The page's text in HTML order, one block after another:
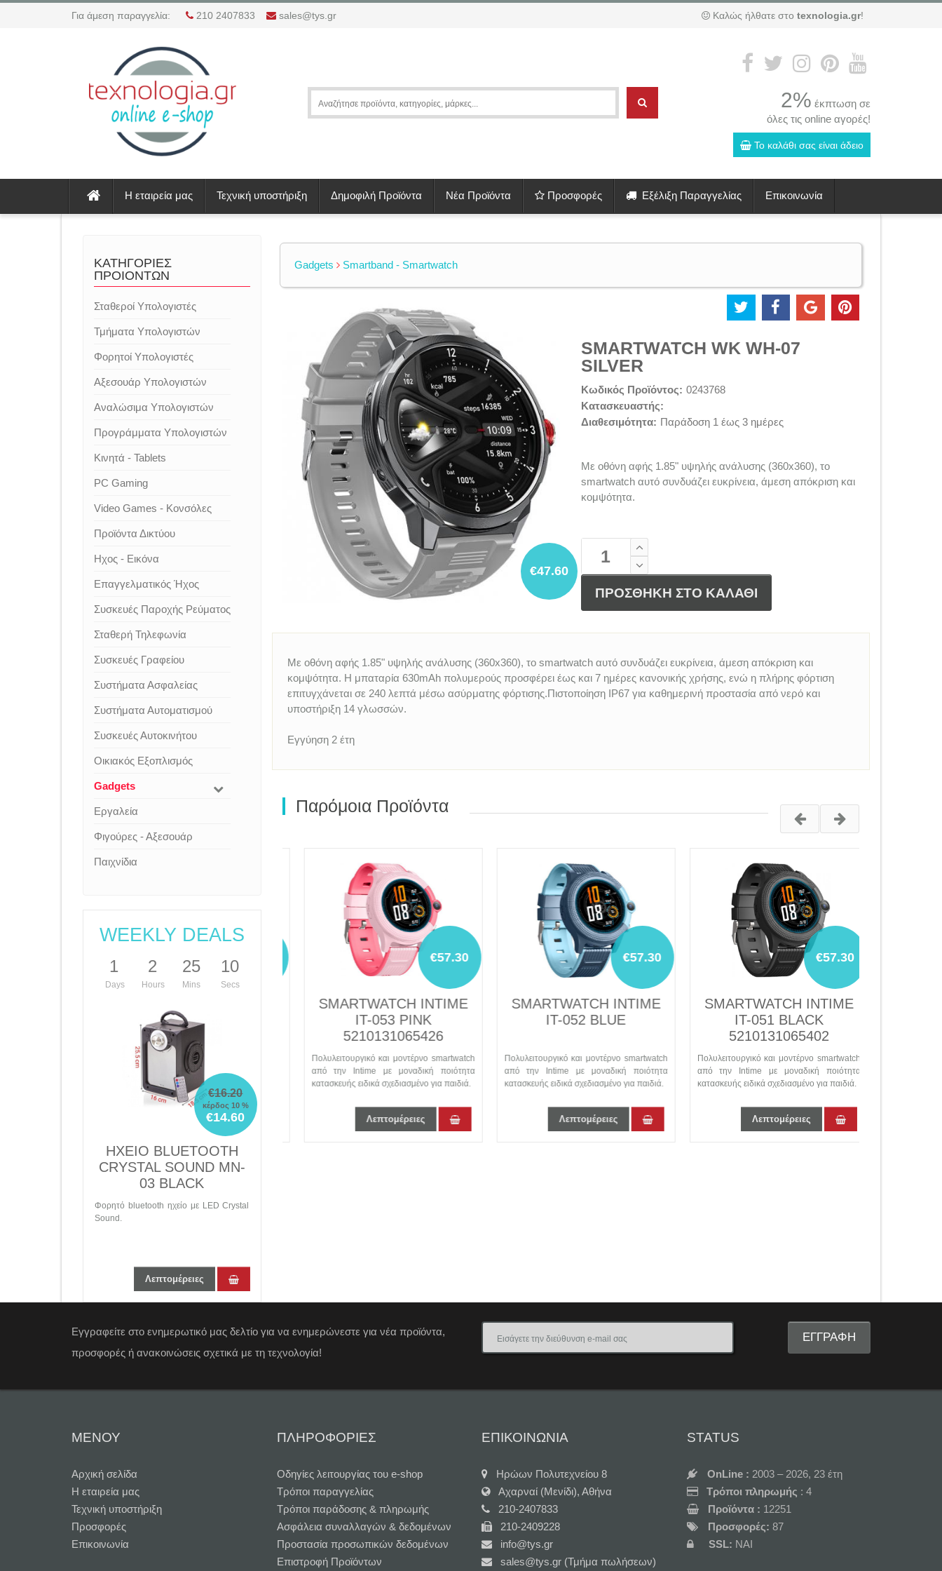
Για άμεση παραγγελία: 210 2407833 sales@tys.gr Καλώς ήλθατε στο texnologia.gr!
2% έκπτωση σε
όλες τις online αγορές!
Το καλάθι σας είναι άδειο
Η εταιρεία μας Τεχνική υποστήριξη Δημοφιλή Προϊόντα Νέα Προϊόντα Προσφορές Εξέλιξη Παραγγελίας Επικοινωνία
ΚΑΤΗΓΟΡΙΕΣ
ΠΡΟΙΟΝΤΩΝ
Σταθεροί Υπολογιστές
Τμήματα Υπολογιστών
Φορητοί Υπολογιστές
Αξεσουάρ Υπολογιστών
Αναλώσιμα Υπολογιστών
Προγράμματα Υπολογιστών
Κινητά - Tablets
PC Gaming
Video Games - Κονσόλες
Προϊόντα Δικτύου
Ηχος - Εικόνα
Επαγγελματικός Ήχος
Συσκευές Παροχής Ρεύματος
Σταθερή Τηλεφωνία
Συσκευές Γραφείου
Συστήματα Ασφαλείας
Συστήματα Αυτοματισμού
Συσκευές Αυτοκινήτου
Οικιακός Εξοπλισμός
Gadgets
Εργαλεία
Φιγούρες - Αξεσουάρ
Παιχνίδια
WEEKLY DEALS
1
Days
2
Hours
25
Mins
09
Secs
€16.20
κέρδος 10 %
€14.60
ΗΧΕΙΟ BLUETOOTH
CRYSTAL SOUND MN-
03 BLACK
Φορητό bluetooth ηχείο με LED Crystal
Sound.
Λεπτομέρειες
Gadgets Smartband - Smartwatch
€47.60
SMARTWATCH WK WH-07
SILVER
Κωδικός Προϊόντος: 0243768
Κατασκευαστής:
Διαθεσιμότητα: Παράδοση 1 έως 3 ημέρες
Με οθόνη αφής 1.85" υψηλής ανάλυσης (360x360), το
smartwatch αυτό συνδυάζει ευκρίνεια, άμεση απόκριση και
κομψότητα.
ΠΡΟΣΘΗΚΗ ΣΤΟ ΚΑΛΑΘΙ
Με οθόνη αφής 1.85" υψηλής ανάλυσης (360x360), το smartwatch αυτό συνδυάζει ευκρίνεια, άμεση απόκριση και
κομψότητα. Η μπαταρία 630mAh πολυμερούς προσφέρει έως και 7 ημέρες κανονικής χρήσης, ενώ η πλήρης φόρτιση
επιτυγχάνεται σε 240 λεπτά μέσω ασύρματης φόρτισης.Πιστοποίηση IP67 για καθημερινή προστασία από νερό και
υποστήριξη 14 γλωσσών.
Εγγύηση 2 έτη
Παρόμοια Προϊόντα
€79.80
D31 PINK
Smartwatch για παιδιά D31 με 1.4" οθόνη
αφής, κάμερα, GPS, 4G σε ροζ χρώμα.
Λεπτομέρειες
€57.30
SMARTWATCH INTIME
IT-053 PINK
5210131065426
Πολυλειτουργικό και μοντέρνο smartwatch
από την Intime με μοναδική ποιότητα
κατασκευής ειδικά σχεδιασμένο για παιδιά.
Λεπτομέρειες
€57.30
SMARTWATCH INTIME
IT-052 BLUE
Πολυλειτουργικό και μοντέρνο smartwatch
από την Intime με μοναδική ποιότητα
κατασκευής ειδικά σχεδιασμένο για παιδιά.
Λεπτομέρειες
€57.30
SMARTWATCH INTIME
IT-051 BLACK
5210131065402
Πολυλειτουργικό και μοντέρνο smartwatch
από την Intime με μοναδική ποιότητα
κατασκευής ειδικά σχεδιασμένο για παιδιά.
Λεπτομέρειες
Εγγραφείτε στο ενημερωτικό μας δελτίο για να ενημερώνεστε για νέα προϊόντα,
προσφορές ή ανακοινώσεις σχετικά με τη τεχνολογία!
ΜΕΝΟΥ
Αρχική σελίδα
Η εταιρεία μας
Τεχνική υποστήριξη
Προσφορές
Επικοινωνία
ΠΛΗΡΟΦΟΡΙΕΣ
Oδηγίες λειτουργίας του e-shop
Τρόποι παραγγελίας
Τρόποι παράδοσης & πληρωμής
Ασφάλεια συναλλαγών & δεδομένων
Προστασία προσωπικών δεδομένων
Επιστροφή Προϊόντων
ΕΠΙΚΟΙΝΩΝΙΑ
Ηρώων Πολυτεχνείου 8
Αχαρναί (Μενίδι), Αθήνα
210-2407833
210-2409228
info@tys.gr
sales@tys.gr (Τμήμα πωλήσεων)
STATUS
OnLine : 2003 – 2026, 23 έτη
Τρόποι πληρωμής : 4
Προϊόντα : 12251
Προσφορές: 87
SSL: NAI